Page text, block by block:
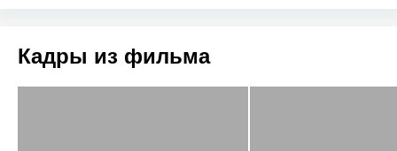
Кадры из фильма